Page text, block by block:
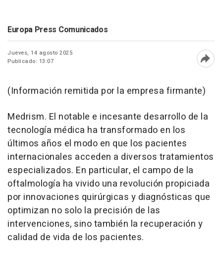
Europa Press Comunicados
Jueves, 14 agosto 2025
Publicado: 13:07
(Información remitida por la empresa firmante)
Medrism. El notable e incesante desarrollo de la
tecnología médica ha transformado en los
últimos años el modo en que los pacientes
internacionales acceden a diversos tratamientos
especializados. En particular, el campo de la
oftalmología ha vivido una revolución propiciada
por innovaciones quirúrgicas y diagnósticas que
optimizan no solo la precisión de las
intervenciones, sino también la recuperación y
calidad de vida de los pacientes.